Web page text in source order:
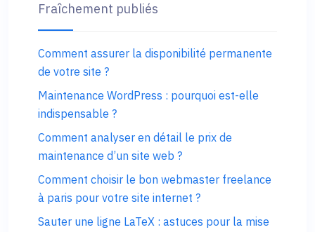
Fraîchement publiés
Comment assurer la disponibilité permanente
de votre site ?
Maintenance WordPress : pourquoi est-elle
indispensable ?
Comment analyser en détail le prix de
maintenance d’un site web ?
Comment choisir le bon webmaster freelance
à paris pour votre site internet ?
Sauter une ligne LaTeX : astuces pour la mise